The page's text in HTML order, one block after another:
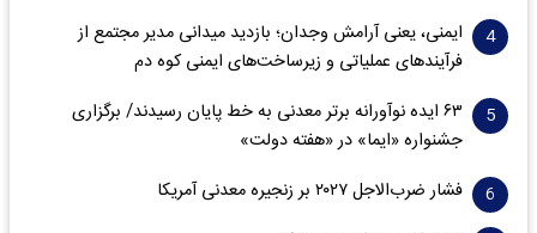
ایمنی، یعنی آرامش وجدان؛ بازدید میدانی مدیر مجتمع از
فرآیندهای عملیاتی و زیرساخت‌های ایمنی کوه دم
۶۳ ایده نوآورانه برتر معدنی به خط پایان رسیدند/ برگزاری
جشنواره «ایما» در «هفته دولت»
فشار ضرب‌الاجل ۲۰۲۷ بر زنجیره معدنی آمریکا